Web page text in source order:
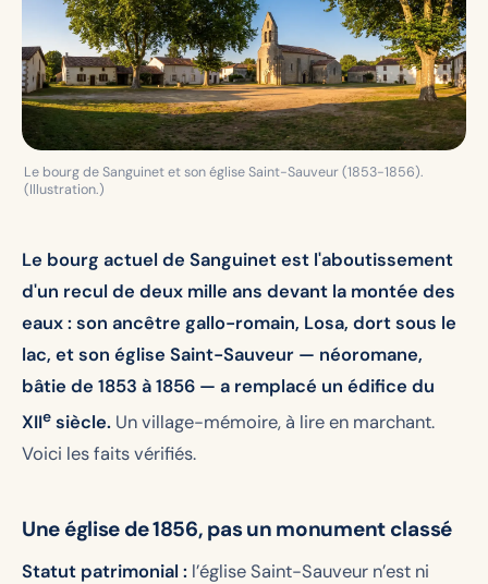
Le bourg de Sanguinet et son église Saint-Sauveur (1853-1856).
(Illustration.)
Le bourg actuel de Sanguinet est l'aboutissement
d'un recul de deux mille ans devant la montée des
eaux : son ancêtre gallo-romain, Losa, dort sous le
lac, et son église Saint-Sauveur — néoromane,
bâtie de 1853 à 1856 — a remplacé un édifice du
XIIe siècle. Un village-mémoire, à lire en marchant.
Voici les faits vérifiés.
Une église de 1856, pas un monument classé
Statut patrimonial : l’église Saint-Sauveur n’est ni